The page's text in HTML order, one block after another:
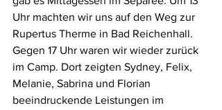
Uhr machten wir uns auf den Weg zur
Rupertus Therme in Bad Reichenhall.
Gegen 17 Uhr waren wir wieder zurück
im Camp. Dort zeigten Sydney, Felix,
Melanie, Sabrina und Florian
beeindruckende Leistungen im